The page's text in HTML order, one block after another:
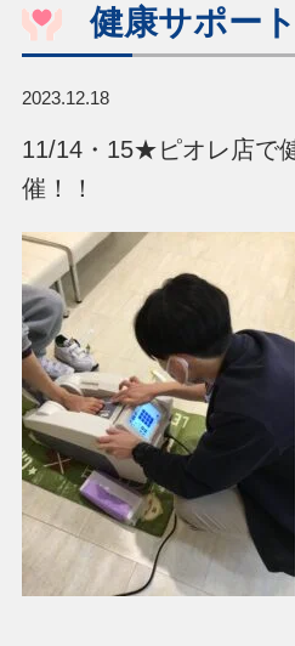
健康サポート
2023.12.18
11/14・15★ピオレ店で
催！！